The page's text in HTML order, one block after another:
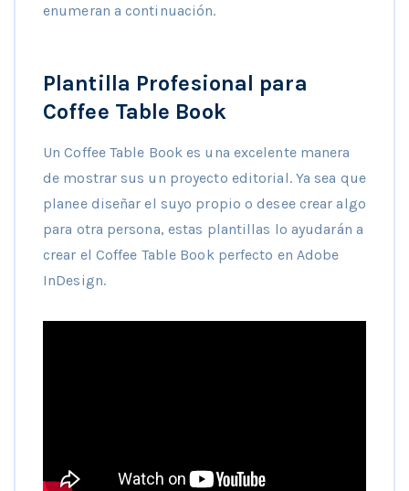
enumeran a continuación.
Plantilla Profesional para
Coffee Table Book
Un Coffee Table Book es una excelente manera
de mostrar sus un proyecto editorial. Ya sea que
planee diseñar el suyo propio o desee crear algo
para otra persona, estas plantillas lo ayudarán a
crear el Coffee Table Book perfecto en Adobe
InDesign.